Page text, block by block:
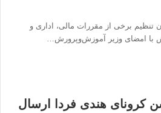
اجرای مواد ۲و ۴ قانون تنظیم برخی از مقررات مالی، اداری و
با امضای وزیر آموزش‌وپرورش…
کرونای هندی فردا ارسال